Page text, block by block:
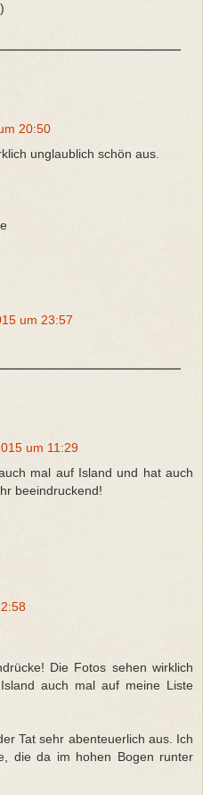
20:50
unglaublich schön aus.
um 23:57
um 11:29
mal auf Island und hat auch
beeindruckend!
Die Fotos sehen wirklich
auch mal auf meine Liste
Tat sehr abenteuerlich aus. Ich
die da im hohen Bogen runter